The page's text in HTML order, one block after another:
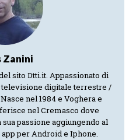
Zanini
sito Dtti.it. Appassionato di
digitale terrestre /
nel 1984 e Voghera e
nel Cremasco dove
passione aggiungendo al
per Android e Iphone.